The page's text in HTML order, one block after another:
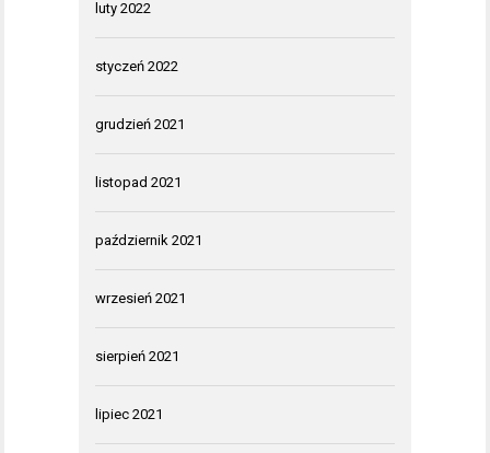
luty 2022
styczeń 2022
grudzień 2021
listopad 2021
październik 2021
wrzesień 2021
sierpień 2021
lipiec 2021